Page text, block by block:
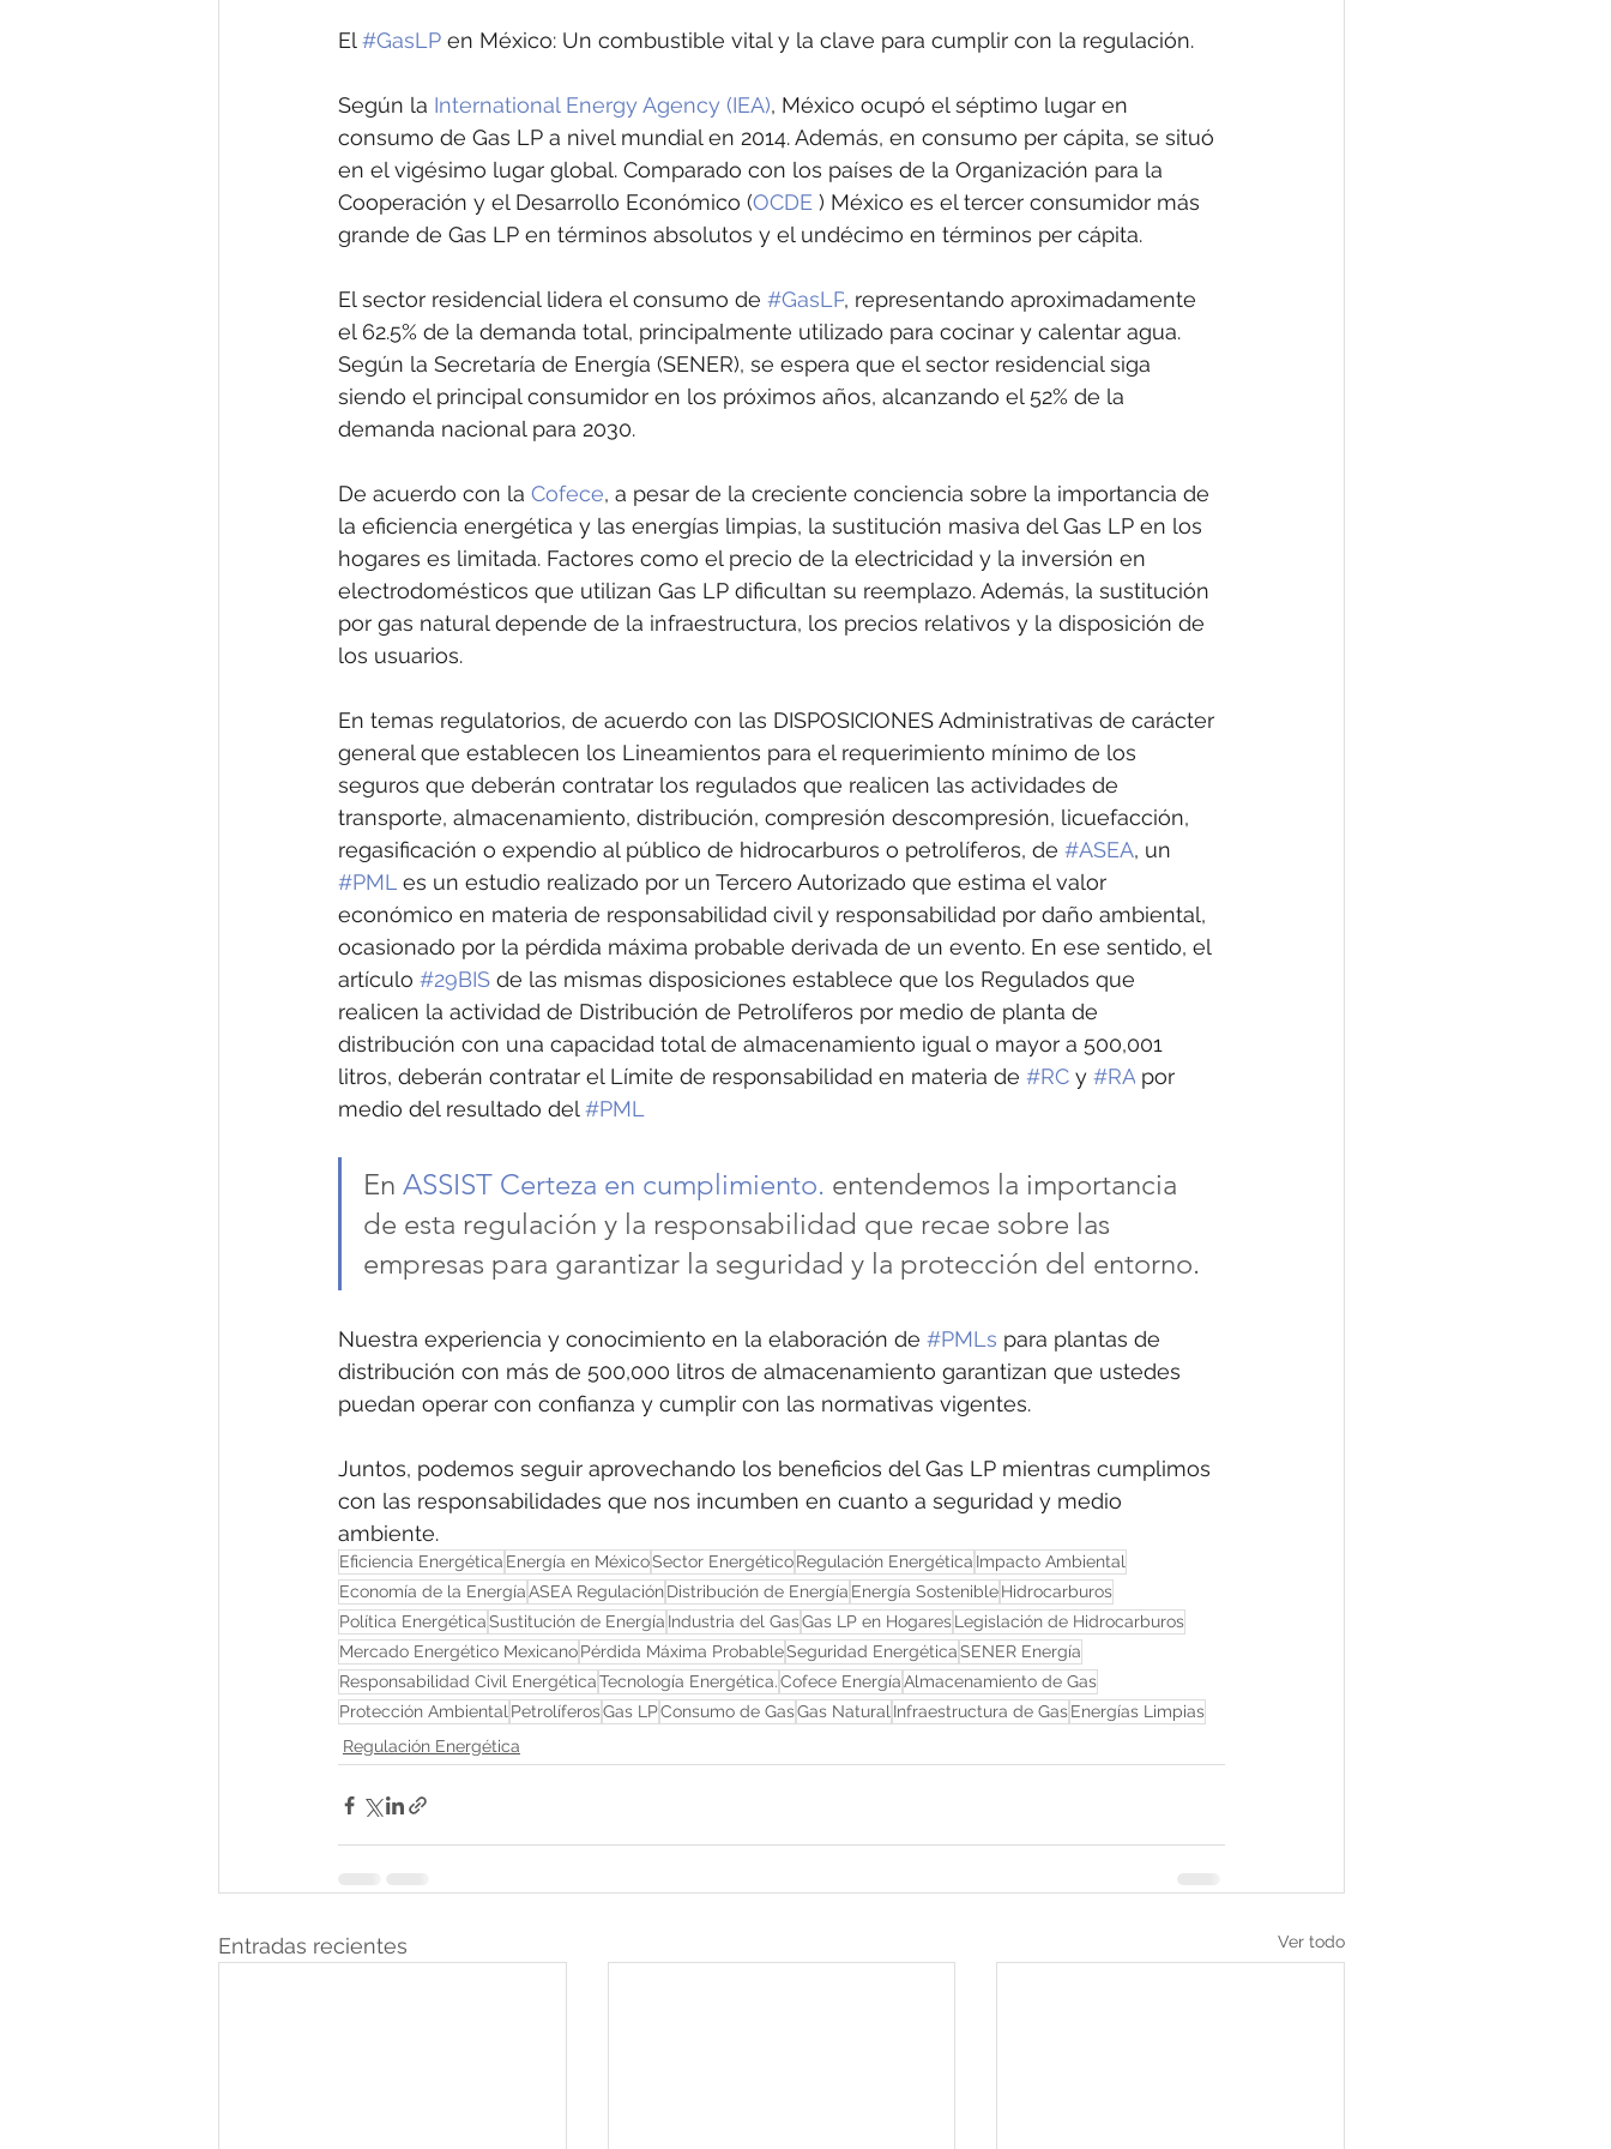
El #GasLP en México: Un combustible vital y la clave para cumplir con la regulación.
Según la International Energy Agency (IEA), México ocupó el séptimo lugar en
consumo de Gas LP a nivel mundial en 2014. Además, en consumo per cápita, se situó
en el vigésimo lugar global. Comparado con los países de la Organización para la
Cooperación y el Desarrollo Económico (OCDE ) México es el tercer consumidor más
grande de Gas LP en términos absolutos y el undécimo en términos per cápita.
El sector residencial lidera el consumo de #GasLP, representando aproximadamente
el 62.5% de la demanda total, principalmente utilizado para cocinar y calentar agua.
Según la Secretaría de Energía (SENER), se espera que el sector residencial siga
siendo el principal consumidor en los próximos años, alcanzando el 52% de la
demanda nacional para 2030.
De acuerdo con la Cofece, a pesar de la creciente conciencia sobre la importancia de
la eficiencia energética y las energías limpias, la sustitución masiva del Gas LP en los
hogares es limitada. Factores como el precio de la electricidad y la inversión en
electrodomésticos que utilizan Gas LP dificultan su reemplazo. Además, la sustitución
por gas natural depende de la infraestructura, los precios relativos y la disposición de
los usuarios.
En temas regulatorios, de acuerdo con las DISPOSICIONES Administrativas de carácter
general que establecen los Lineamientos para el requerimiento mínimo de los
seguros que deberán contratar los regulados que realicen las actividades de
transporte, almacenamiento, distribución, compresión descompresión, licuefacción,
regasificación o expendio al público de hidrocarburos o petrolíferos, de #ASEA, un
#PML es un estudio realizado por un Tercero Autorizado que estima el valor
económico en materia de responsabilidad civil y responsabilidad por daño ambiental,
ocasionado por la pérdida máxima probable derivada de un evento. En ese sentido, el
artículo #29BIS de las mismas disposiciones establece que los Regulados que
realicen la actividad de Distribución de Petrolíferos por medio de planta de
distribución con una capacidad total de almacenamiento igual o mayor a 500,001
litros, deberán contratar el Límite de responsabilidad en materia de #RC y #RA por
medio del resultado del #PML
En ASSIST Certeza en cumplimiento. entendemos la importancia
de esta regulación y la responsabilidad que recae sobre las
empresas para garantizar la seguridad y la protección del entorno.
Nuestra experiencia y conocimiento en la elaboración de #PMLs para plantas de
distribución con más de 500,000 litros de almacenamiento garantizan que ustedes
puedan operar con confianza y cumplir con las normativas vigentes.
Juntos, podemos seguir aprovechando los beneficios del Gas LP mientras cumplimos
con las responsabilidades que nos incumben en cuanto a seguridad y medio
ambiente.
Eficiencia Energética Energía en MéxicoSector EnergéticoRegulación Energética Impacto Ambiental
Economía de la EnergíaASEA RegulaciónDistribución de Energía Energía SostenibleHidrocarburos
Política EnergéticaSustitución de Energía Industria del GasGas LP en HogaresLegislación de Hidrocarburos
Mercado Energético MexicanoPérdida Máxima ProbableSeguridad EnergéticaSENER Energía
Responsabilidad Civil EnergéticaTecnología Energética.Cofece EnergíaAlmacenamiento de Gas
Protección Ambiental PetrolíferosGas LPConsumo de GasGas Natural Infraestructura de GasEnergías Limpias
Regulación Energética
Entradas recientes Ver todo